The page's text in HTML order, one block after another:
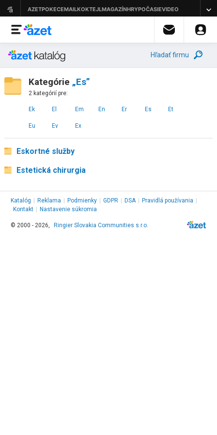
Hľadať firmu
Kategórie „Es”
2 kategórií pre:
Ek El Em En Er Es Et
Eu Ev Ex
Eskortné služby
Estetická chirurgia
Katalóg Reklama Podmienky GDPR DSA Pravidlá používania
Kontakt
Nastavenie súkromia
© 2000 - 2026, Ringier Slovakia Communities s.r.o.